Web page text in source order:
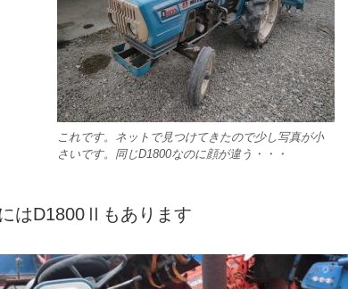
これです。ネットで見つけてきたので少し写真が小
さいです。同じD1800なのに顔が違う・・・
はD1800Ⅱもあります